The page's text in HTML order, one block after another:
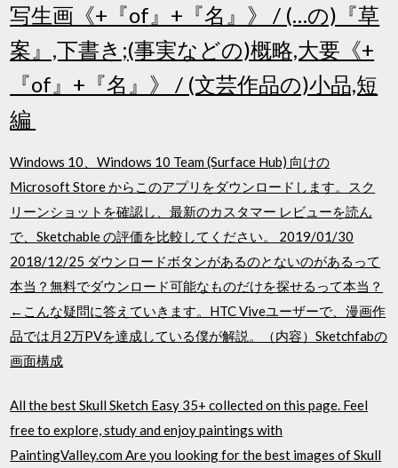
写生画《+『of』+『名』》 / (…の)『草
案』,下書き;(事実などの)概略,大要《+
『of』+『名』》 / (文芸作品の)小品,短
編
Windows 10、Windows 10 Team (Surface Hub) 向けの
Microsoft Store からこのアプリをダウンロードします。スク
リーンショットを確認し、最新のカスタマー レビューを読ん
で、Sketchable の評価を比較してください。 2019/01/30
2018/12/25 ダウンロードボタンがあるのとないのがあるって
本当？無料でダウンロード可能なものだけを探せるって本当？
←こんな疑問に答えていきます。HTC Viveユーザーで、漫画作
品では月2万PVを達成している僕が解説。（内容）Sketchfabの
画面構成
All the best Skull Sketch Easy 35+ collected on this page. Feel
free to explore, study and enjoy paintings with
PaintingValley.com Are you looking for the best images of Skull